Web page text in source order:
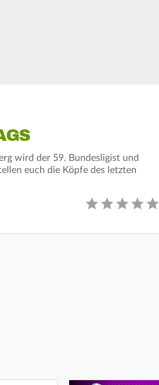
wird der 59. Bundesligist und
euch die Köpfe des letzten